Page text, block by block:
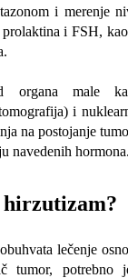
i merenje
i FSH,
organa male
i
na postojanje
navedenih hormona.
hirzutizam?
lečenje
tumor, potrebno